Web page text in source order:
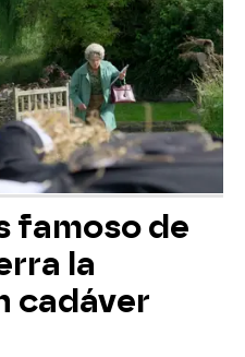
famoso de
la
cadáver